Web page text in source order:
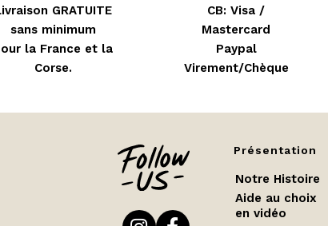
GRATUITE
sans minimum
la France et la
Corse.
CB: Visa /
Mastercard
Paypal
Virement/Chèque
Présentation
Notre Histoire
Aide au choix
en vidéo